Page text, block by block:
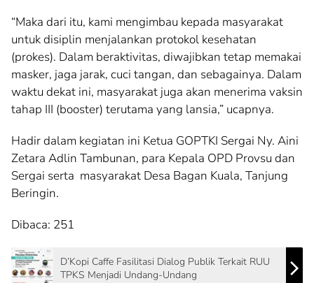
“Maka dari itu, kami mengimbau kepada masyarakat
untuk disiplin menjalankan protokol kesehatan
(prokes). Dalam beraktivitas, diwajibkan tetap memakai
masker, jaga jarak, cuci tangan, dan sebagainya. Dalam
waktu dekat ini, masyarakat juga akan menerima vaksin
tahap III (booster) terutama yang lansia,” ucapnya.
Hadir dalam kegiatan ini Ketua GOPTKI Sergai Ny. Aini
Zetara Adlin Tambunan, para Kepala OPD Provsu dan
Sergai serta masyarakat Desa Bagan Kuala, Tanjung
Beringin.
Dibaca: 251
D’Kopi Caffe Fasilitasi Dialog Publik Terkait RUU
TPKS Menjadi Undang-Undang